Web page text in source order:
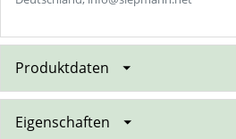
Produktdaten
Eigenschaften